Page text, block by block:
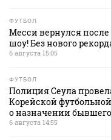
ФУТБОЛ
Месси вернулся
шоу! Без нового
6 августа 15:05
ФУТБОЛ
Полиция Сеула
Корейской
о назначении бывшего
6 августа 14:55